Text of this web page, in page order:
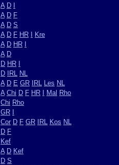
A D
A D F
A D S
A D F HR
Kre
A D HR
A D
D HR
D IRL NL
A D E GR IRL Les NL
A Chi D F HR Mal Rho
Chi Rho
GR
Cor D F GR IRL Kos NL
D F
Kef
A D Kef
D S